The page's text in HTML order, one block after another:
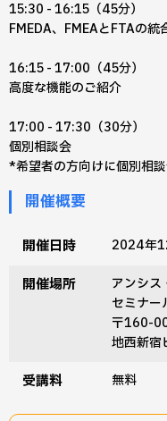
15:30 - 16:15​（45分）
FMEDA、FMEAとFTAの統
16:15 - 17:00​（45分）
高度な機能のご紹介
17:00 - 17:30​（30分）
個別相談会
*希望者の方向けに個別相談
開催概要
開催日時 2024年
開催場所
アンシ
セミナー
〒160-
地西新宿
受講料 無料